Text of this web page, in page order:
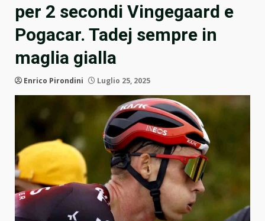
per 2 secondi Vingegaard e
Pogacar. Tadej sempre in
maglia gialla
Enrico Pirondini Luglio 25, 2025